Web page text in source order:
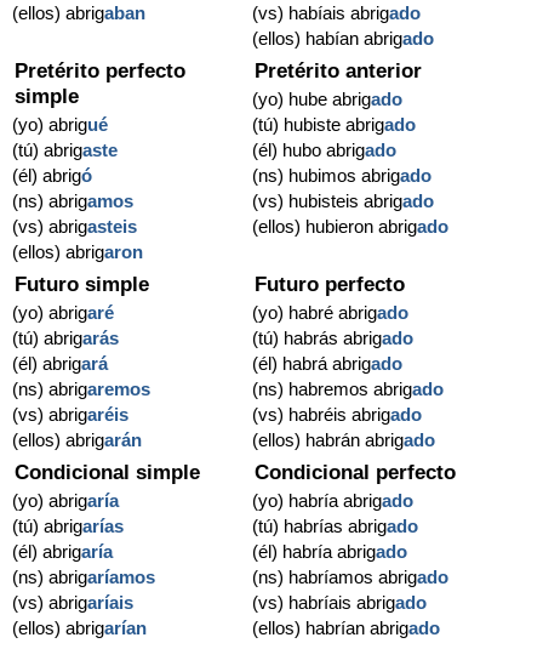
(ellos) abrigaban
(vs) habíais abrigado
(ellos) habían abrigado
Pretérito perfecto
simple
(yo) abrigué
(tú) abrigaste
(él) abrigó
(ns) abrigamos
(vs) abrigasteis
(ellos) abrigaron
Pretérito anterior
(yo) hube abrigado
(tú) hubiste abrigado
(él) hubo abrigado
(ns) hubimos abrigado
(vs) hubisteis abrigado
(ellos) hubieron abrigado
Futuro simple
(yo) abrigaré
(tú) abrigarás
(él) abrigará
(ns) abrigaremos
(vs) abrigaréis
(ellos) abrigarán
Futuro perfecto
(yo) habré abrigado
(tú) habrás abrigado
(él) habrá abrigado
(ns) habremos abrigado
(vs) habréis abrigado
(ellos) habrán abrigado
Condicional simple
(yo) abrigaría
(tú) abrigarías
(él) abrigaría
(ns) abrigaríamos
(vs) abrigaríais
(ellos) abrigarían
Condicional perfecto
(yo) habría abrigado
(tú) habrías abrigado
(él) habría abrigado
(ns) habríamos abrigado
(vs) habríais abrigado
(ellos) habrían abrigado